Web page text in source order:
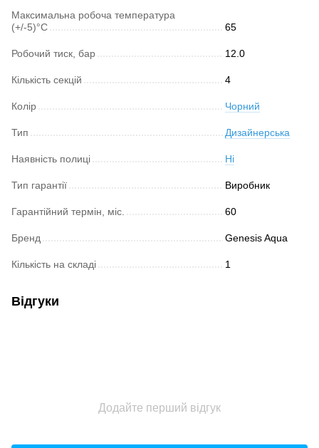
Максимальна робоча температура
(+/-5)°C
65
Робочий тиск, бар 12.0
Кількість секцій 4
Колір Чорний
Тип Дизайнерська
Наявність полиці Ні
Тип гарантії Виробник
Гарантійний термін, міс. 60
Бренд Genesis Aqua
Кількість на складі 1
Відгуки
Додайте перший відгук